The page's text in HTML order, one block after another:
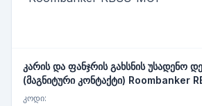
კარის და ფანჯრის გახსნის უსადენო
(მაგნიტური კონტაქტი) Roombanker
კოდი: